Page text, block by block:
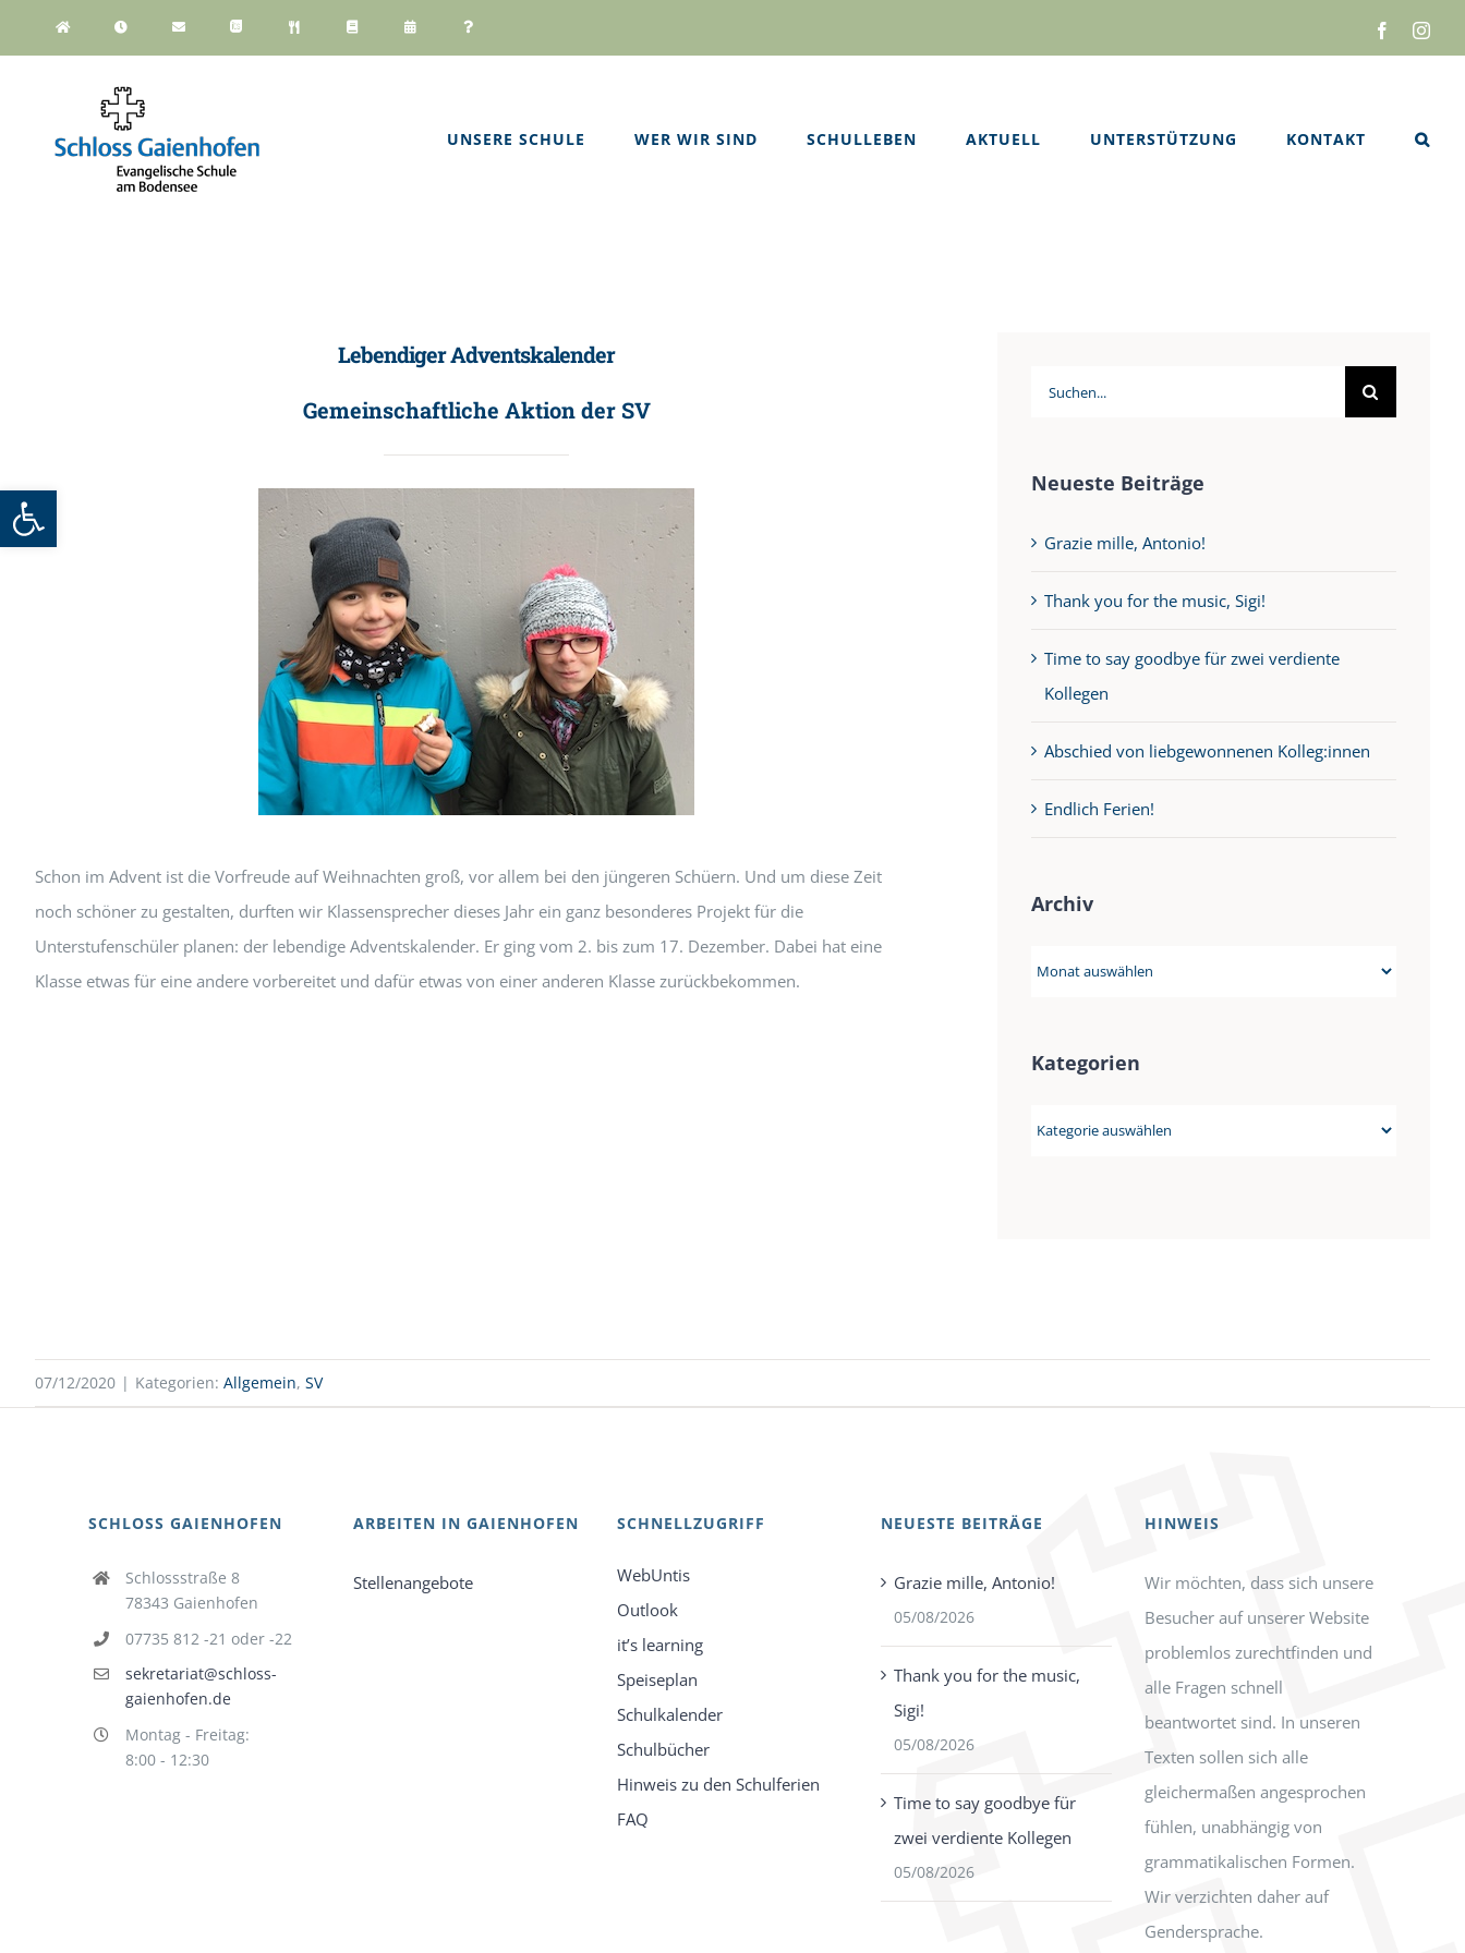
Werkzeugleiste öffnen
Inhalt
Facebook
UNSERE SCHULE WER WIR SIND SCHULLEBEN AKTUELL UNTERSTÜTZUNG KONTAKT
Lebendiger Adventskalender
Gemeinschaftliche Aktion der SV
Schon im Advent ist die Vorfreude auf Weihnachten groß, vor allem bei den jüngeren Schüern. Und um diese Zeit
noch schöner zu gestalten, durften wir Klassensprecher dieses Jahr ein ganz besonderes Projekt für die
Unterstufenschüler planen: der lebendige Adventskalender. Er ging vom 2. bis zum 17. Dezember. Dabei hat eine
Klasse etwas für eine andere vorbereitet und dafür etwas von einer anderen Klasse zurückbekommen.
Suche
Neueste Beiträge
Grazie mille, Antonio!
Thank you for the music, Sigi!
Time to say goodbye für zwei verdiente
Kollegen
Abschied von liebgewonnenen Kolleg:innen
Endlich Ferien!
Archiv
Archiv
Kategorien
Kategorien
07/12/2020 | Kategorien: Allgemein, SV
SCHLOSS GAIENHOFEN
Schlossstraße 8
78343 Gaienhofen
07735 812 -21 oder -22
sekretariat@schloss-
gaienhofen.de
Montag - Freitag:
8:00 - 12:30
ARBEITEN IN GAIENHOFEN
Stellenangebote
SCHNELLZUGRIFF
WebUntis
Outlook
it’s learning
Speiseplan
Schulkalender
Schulbücher
Hinweis zu den Schulferien
FAQ
NEUESTE BEITRÄGE
Grazie mille, Antonio!
05/08/2026
Thank you for the music,
Sigi!
05/08/2026
Time to say goodbye für
zwei verdiente Kollegen
05/08/2026
HINWEIS
Wir möchten, dass sich unsere
Besucher auf unserer Website
problemlos zurechtfinden und
alle Fragen schnell
beantwortet sind. In unseren
Texten sollen sich alle
gleichermaßen angesprochen
fühlen, unabhängig von
grammatikalischen Formen.
Wir verzichten daher auf
Gendersprache.